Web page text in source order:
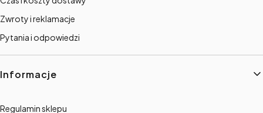
Zwroty i reklamacje
Pytania i odpowiedzi
Informacje
Regulamin sklepu